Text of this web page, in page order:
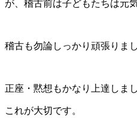
が、稽古前は子どもたちは元
稽古も勿論しっかり頑張りま
正座・黙想もかなり上達しまし
これが大切です。